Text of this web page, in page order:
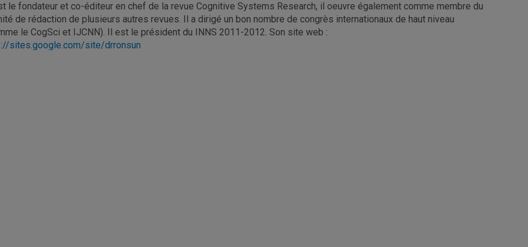
le fondateur et co-éditeur en chef de la revue Cognitive Systems Research, il oeuvre également comme membre du
de rédaction de plusieurs autres revues. Il a dirigé un bon nombre de congrès internationaux de haut niveau
le CogSci et IJCNN). Il est le président du INNS 2011-2012. Son site web :
sites.google.com/site/drronsun